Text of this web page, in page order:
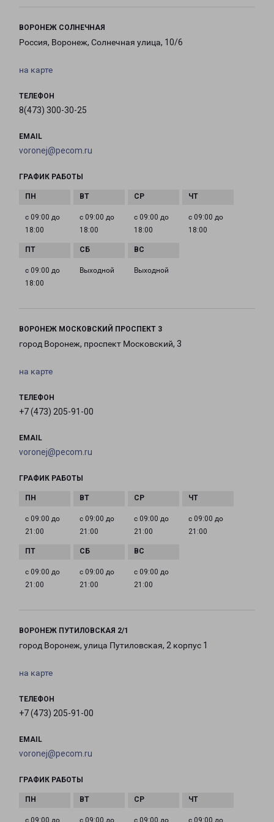
ВОРОНЕЖ СОЛНЕЧНАЯ
Россия, Воронеж, Солнечная улица, 10/6
на карте
ТЕЛЕФОН
8(473) 300-30-25
EMAIL
voronej@pecom.ru
ГРАФИК РАБОТЫ
с 09:00 до
18:00
с 09:00 до
18:00
с 09:00 до
18:00
с 09:00 до
18:00
с 09:00 до
18:00
Выходной Выходной
ВОРОНЕЖ МОСКОВСКИЙ ПРОСПЕКТ 3
город Воронеж, проспект Московский, 3
на карте
ТЕЛЕФОН
+7 (473) 205-91-00
EMAIL
voronej@pecom.ru
ГРАФИК РАБОТЫ
с 09:00 до
21:00
с 09:00 до
21:00
с 09:00 до
21:00
с 09:00 до
21:00
с 09:00 до
21:00
с 09:00 до
21:00
с 09:00 до
21:00
ВОРОНЕЖ ПУТИЛОВСКАЯ 2/1
город Воронеж, улица Путиловская, 2 корпус 1
на карте
ТЕЛЕФОН
+7 (473) 205-91-00
EMAIL
voronej@pecom.ru
ГРАФИК РАБОТЫ